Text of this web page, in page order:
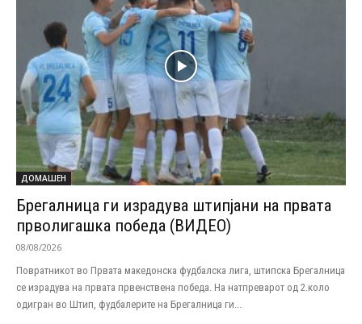
ДОМАШЕН
Брегалница ги израдува штипјани на првата
прволигашка победа (ВИДЕО)
08/08/2026
Повратникот во Првата македонска фудбалска лига, штипска Брегалница
се израдува на првата првенствена победа. На натпреварот од 2.коло
одигран во Штип, фудбалерите на Брегалница ги...